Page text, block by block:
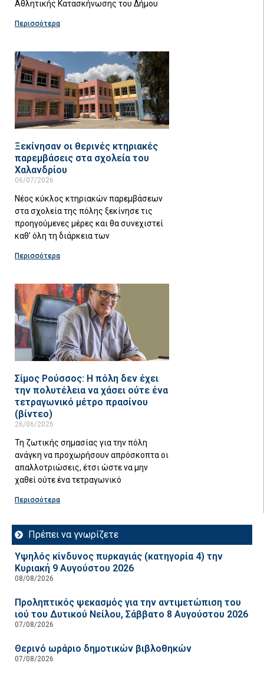
Αθλητικής Κατασκήνωσης του Δήμου
Περισσότερα
Ξεκίνησαν οι θερινές κτηριακές
παρεμβάσεις στα σχολεία του
Χαλανδρίου
06/07/2026
Νέος κύκλος κτηριακών παρεμβάσεων
στα σχολεία της πόλης ξεκίνησε τις
προηγούμενες μέρες και θα συνεχιστεί
καθ’ όλη τη διάρκεια των
Περισσότερα
Σίμος Ρούσσος: Η πόλη δεν έχει
την πολυτέλεια να χάσει ούτε ένα
τετραγωνικό μέτρο πρασίνου
(βίντεο)
26/06/2026
Τη ζωτικής σημασίας για την πόλη
ανάγκη να προχωρήσουν απρόσκοπτα οι
απαλλοτριώσεις, έτσι ώστε να μην
χαθεί ούτε ένα τετραγωνικό
Περισσότερα
Πρέπει να γνωρίζετε
Υψηλός κίνδυνος πυρκαγιάς (κατηγορία 4) την
Κυριακή 9 Αυγούστου 2026
08/08/2026
Προληπτικός ψεκασμός για την αντιμετώπιση του
ιού του Δυτικού Νείλου, Σάββατο 8 Αυγούστου 2026
07/08/2026
Θερινό ωράριο δημοτικών βιβλοθηκών
07/08/2026